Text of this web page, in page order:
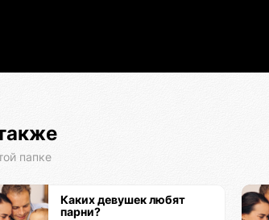
папке
Каких девушек любят
парни?